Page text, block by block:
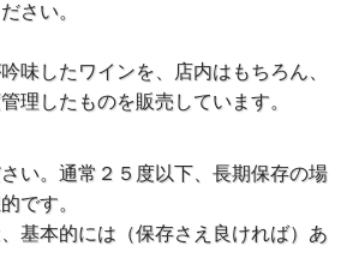
さい。
味したワインを、店内はもちろん、
理したものを販売しています。
い。通常２５度以下、長期保存の場
です。
基本的には（保存さえ良ければ）あ